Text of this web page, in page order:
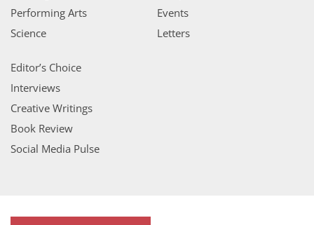
Performing Arts
Science
Events
Letters
Editor’s Choice
Interviews
Creative Writings
Book Review
Social Media Pulse